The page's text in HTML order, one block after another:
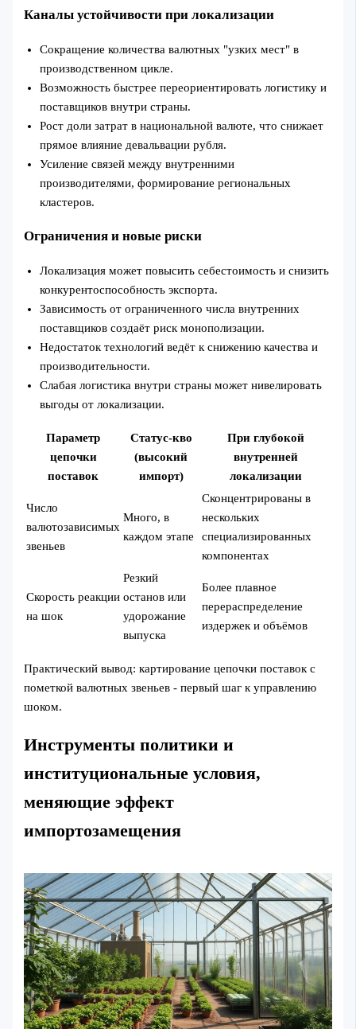
Каналы устойчивости при локализации
Сокращение количества валютных "узких мест" в
производственном цикле.
Возможность быстрее переориентировать логистику и
поставщиков внутри страны.
Рост доли затрат в национальной валюте, что снижает
прямое влияние девальвации рубля.
Усиление связей между внутренними
производителями, формирование региональных
кластеров.
Ограничения и новые риски
Локализация может повысить себестоимость и снизить
конкурентоспособность экспорта.
Зависимость от ограниченного числа внутренних
поставщиков создаёт риск монополизации.
Недостаток технологий ведёт к снижению качества и
производительности.
Слабая логистика внутри страны может нивелировать
выгоды от локализации.
Параметр
цепочки
поставок
Статус-кво
(высокий
импорт)
При глубокой
внутренней
локализации
Число
валютозависимых
звеньев
Много, в
каждом этапе
Сконцентрированы в
нескольких
специализированных
компонентах
Скорость реакции
на шок
Резкий
останов или
удорожание
выпуска
Более плавное
перераспределение
издержек и объёмов
Практический вывод: картирование цепочки поставок с
пометкой валютных звеньев - первый шаг к управлению
шоком.
Инструменты политики и
институциональные условия,
меняющие эффект
импортозамещения